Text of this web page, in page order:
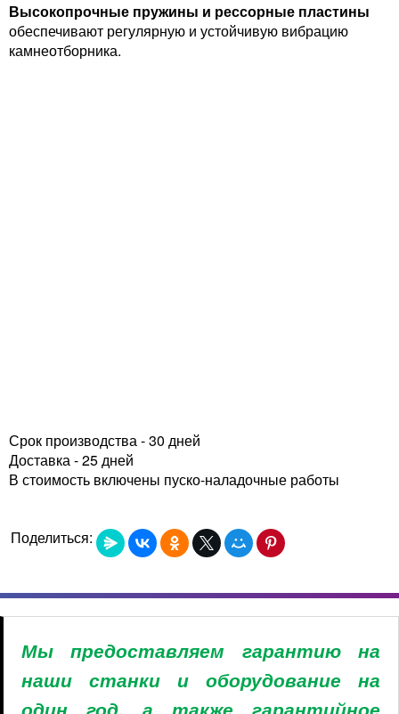
Высокопрочные пружины и рессорные пластины
обеспечивают регулярную и устойчивую вибрацию
камнеотборника.
Срок производства - 30 дней
Доставка - 25 дней
В стоимость включены пуско-наладочные работы
Поделиться:
Мы предоставляем гарантию на
наши станки и оборудование на